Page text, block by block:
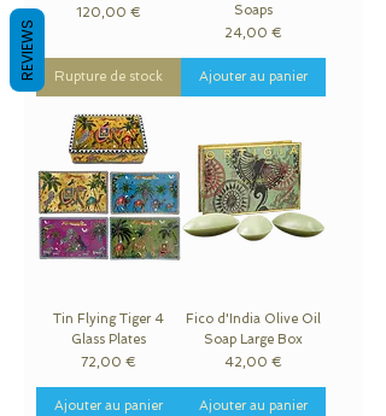
Prix
120,00 €
Rupture de stock
Soaps
Prix
24,00 €
Ajouter au panier
Tin Flying Tiger 4
Glass Plates
Prix
72,00 €
Ajouter au panier
Fico d'India Olive Oil
Soap Large Box
Prix
42,00 €
Ajouter au panier
REVIEWS